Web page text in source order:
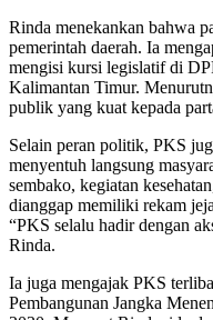
Rinda menekankan bahwa
pemerintah daerah. Ia
mengisi kursi legislatif di
Kalimantan Timur.
publik yang kuat kepada
Selain peran politik, PKS
menyentuh langsung
sembako, kegiatan
dianggap memiliki rekam
“PKS selalu hadir dengan
Rinda.
Ia juga mengajak PKS
Pembangunan Jangka